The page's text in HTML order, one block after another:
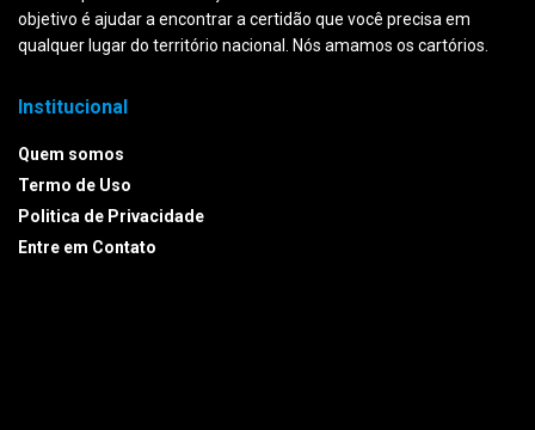
objetivo é ajudar a encontrar a certidão que você precisa em
qualquer lugar do território nacional. Nós amamos os cartórios.
Institucional
Quem somos
Termo de Uso
Politica de Privacidade
Entre em Contato